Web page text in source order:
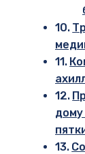
дому